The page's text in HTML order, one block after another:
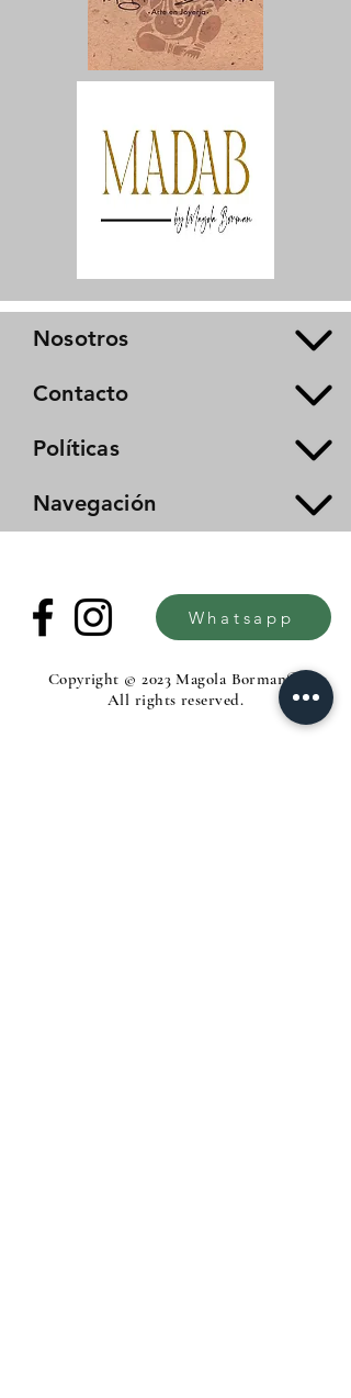
Nosotros
Contacto
Políticas
Navegación
Whatsapp
Copyright © 2023 Magola Borman®.
All rights reserved.